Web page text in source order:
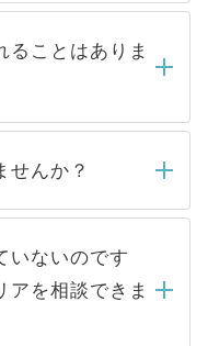
にはご連絡をせて
くお待ちくださ
扱っている求人の
からご覧いただ
。非公開求人は
には公開してい
気のある医療機
募が殺到する場
に合った人材の
るケースが増え
ることはありま
は一切ありませ
内定をいただい
せん。内定先へ
ートナーが行い
い。
せんか？
はありませんの
イトからの登録
の個人情報は、
よび転職活動の
す。お預かりし
いないのです
アを相談できま